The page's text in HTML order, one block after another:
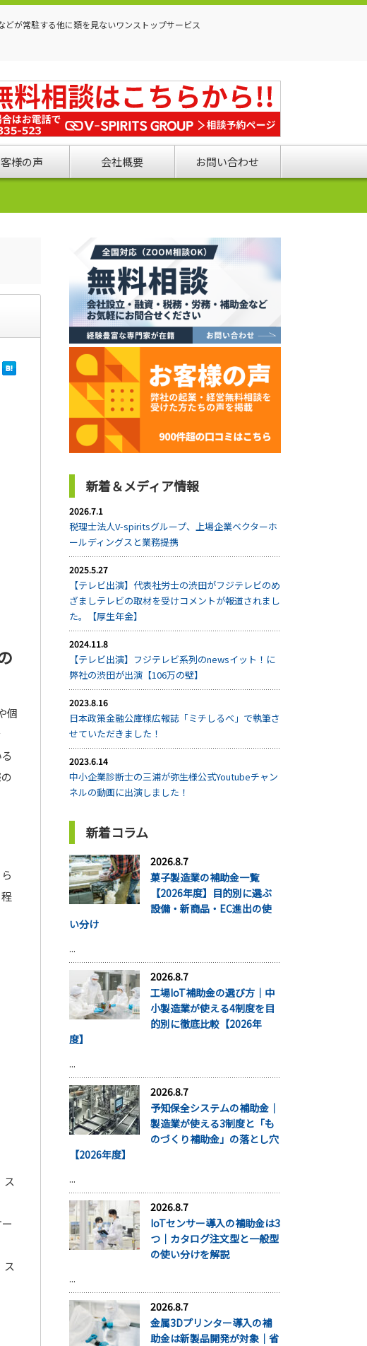
が常駐する他に類を見ないワンストップサービス
様の声 会社概要 お問い合わせ
個
ス
ス
新着＆メディア情報
2026.7.1
税理士法人V-spiritsグループ、上場企業ベクターホ
ールディングスと業務提携
2025.5.27
【テレビ出演】代表社労士の渋田がフジテレビのめ
ざましテレビの取材を受けコメントが報道されまし
た。【厚生年金】
2024.11.8
【テレビ出演】フジテレビ系列のnewsイット！に
弊社の渋田が出演【106万の壁】
2023.8.16
日本政策金融公庫様広報誌「ミチしるべ」で執筆さ
せていただきました！
2023.6.14
中小企業診断士の三浦が弥生様公式Youtubeチャン
ネルの動画に出演しました！
新着コラム
2026.8.7
菓子製造業の補助金一覧
【2026年度】目的別に選ぶ
設備・新商品・EC進出の使
い分け
...
2026.8.7
工場IoT補助金の選び方｜中
小製造業が使える4制度を目
的別に徹底比較【2026年
度】
...
2026.8.7
予知保全システムの補助金｜
製造業が使える3制度と「も
のづくり補助金」の落とし穴
【2026年度】
...
2026.8.7
IoTセンサー導入の補助金は3
つ｜カタログ注文型と一般型
の使い分けを解説
...
2026.8.7
金属3Dプリンター導入の補
助金は新製品開発が対象｜省